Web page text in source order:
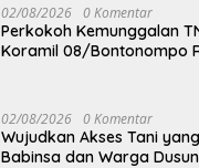
02/08/2026 0 Komentar
Perkokoh Kemunggalan
Koramil 08/Bontonompo
02/08/2026 0 Komentar
Wujudkan Akses Tani
Babinsa dan Warga